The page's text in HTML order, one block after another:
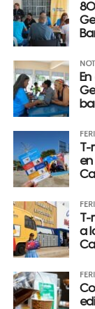
T-
T-
a